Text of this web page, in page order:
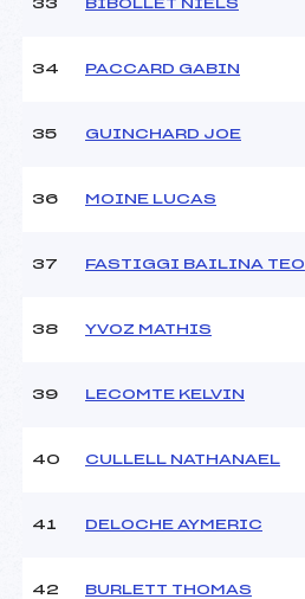
33 BIBOLLET NIELS
34 PACCARD GABIN
35 GUINCHARD JOE
36 MOINE LUCAS
37 FASTIGGI BAILINA TEO
38 YVOZ MATHIS
39 LECOMTE KELVIN
40 CULLELL NATHANAEL
41 DELOCHE AYMERIC
42 BURLETT THOMAS